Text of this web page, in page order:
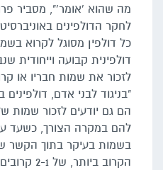
מה שהוא 'אומר'", מסביר
לחקר הדולפינים
כל דולפין מסוגל לקרוא
דולפינית קבועה וייחודית
לזכור את שמות חבריו או
"בניגוד לבני אדם,
הם גם יודעים לזכור שמות
להם במקרה הצורך, כשעד
בשמות בעיקר בתוך הקשר
הקרוב ביותר, של 2-1 קרובים".